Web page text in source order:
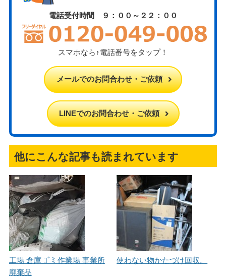
電話受付時間 ９：００～２２：００
スマホなら↑電話番号をタップ！
メールでのお問合わせ・ご依頼
LINEでのお問合わせ・ご依頼
他にこんな記事も読まれています
工場 倉庫 ｺﾞﾐ 作業場 事業所
廃棄品
使わない物かたづけ回収。